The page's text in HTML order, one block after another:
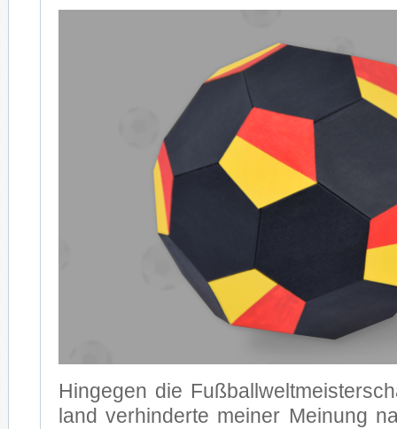
Hin­ge­gen die
land ver­hin­der­te mei­ner Mei­nung